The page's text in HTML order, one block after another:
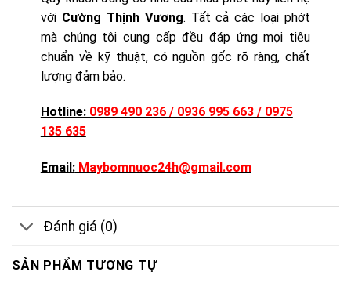
với Cường Thịnh Vương. Tất cả các loại phớt
mà chúng tôi cung cấp đều đáp ứng mọi tiêu
chuẩn về kỹ thuật, có nguồn gốc rõ ràng, chất
lượng đảm bảo.
Hotline: 0989 490 236 / 0936 995 663 / 0975
135 635
Email: Maybomnuoc24h@gmail.com
Đánh giá (0)
SẢN PHẨM TƯƠNG TỰ